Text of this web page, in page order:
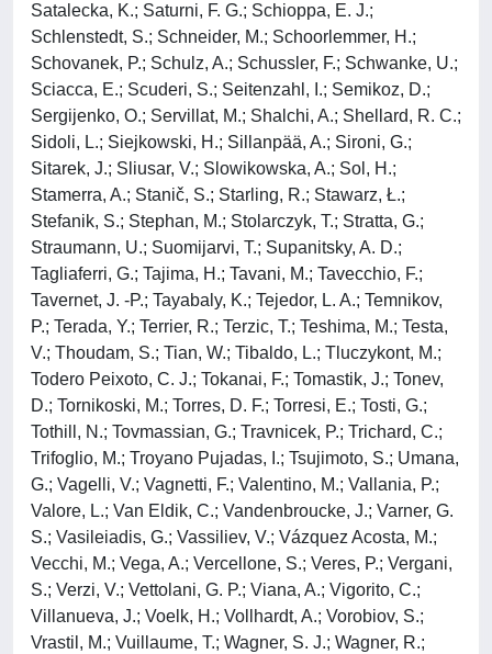
Satalecka, K.; Saturni, F. G.; Schioppa, E. J.;
Schlenstedt, S.; Schneider, M.; Schoorlemmer, H.;
Schovanek, P.; Schulz, A.; Schussler, F.; Schwanke, U.;
Sciacca, E.; Scuderi, S.; Seitenzahl, I.; Semikoz, D.;
Sergijenko, O.; Servillat, M.; Shalchi, A.; Shellard, R. C.;
Sidoli, L.; Siejkowski, H.; Sillanpää, A.; Sironi, G.;
Sitarek, J.; Sliusar, V.; Slowikowska, A.; Sol, H.;
Stamerra, A.; Stanič, S.; Starling, R.; Stawarz, Ł.;
Stefanik, S.; Stephan, M.; Stolarczyk, T.; Stratta, G.;
Straumann, U.; Suomijarvi, T.; Supanitsky, A. D.;
Tagliaferri, G.; Tajima, H.; Tavani, M.; Tavecchio, F.;
Tavernet, J. -P.; Tayabaly, K.; Tejedor, L. A.; Temnikov,
P.; Terada, Y.; Terrier, R.; Terzic, T.; Teshima, M.; Testa,
V.; Thoudam, S.; Tian, W.; Tibaldo, L.; Tluczykont, M.;
Todero Peixoto, C. J.; Tokanai, F.; Tomastik, J.; Tonev,
D.; Tornikoski, M.; Torres, D. F.; Torresi, E.; Tosti, G.;
Tothill, N.; Tovmassian, G.; Travnicek, P.; Trichard, C.;
Trifoglio, M.; Troyano Pujadas, I.; Tsujimoto, S.; Umana,
G.; Vagelli, V.; Vagnetti, F.; Valentino, M.; Vallania, P.;
Valore, L.; Van Eldik, C.; Vandenbroucke, J.; Varner, G.
S.; Vasileiadis, G.; Vassiliev, V.; Vázquez Acosta, M.;
Vecchi, M.; Vega, A.; Vercellone, S.; Veres, P.; Vergani,
S.; Verzi, V.; Vettolani, G. P.; Viana, A.; Vigorito, C.;
Villanueva, J.; Voelk, H.; Vollhardt, A.; Vorobiov, S.;
Vrastil, M.; Vuillaume, T.; Wagner, S. J.; Wagner, R.;